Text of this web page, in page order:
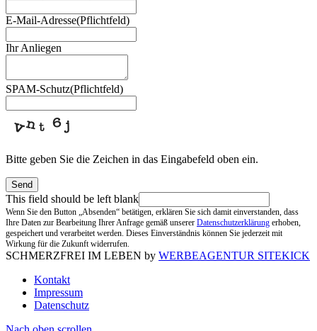
E-Mail-Adresse(Pflichtfeld)
Ihr Anliegen
SPAM-Schutz(Pflichtfeld)
Bitte geben Sie die Zeichen in das Eingabefeld oben ein.
Send
This field should be left blank
Wenn Sie den Button „Absenden“ betätigen, erklären Sie sich damit einverstanden, dass
Ihre Daten zur Bearbeitung Ihrer Anfrage gemäß unserer Datenschutzerklärung erhoben,
gespeichert und verarbeitet werden. Dieses Einverständnis können Sie jederzeit mit
Wirkung für die Zukunft widerrufen.
SCHMERZFREI IM LEBEN by WERBEAGENTUR SITEKICK
Kontakt
Impressum
Datenschutz